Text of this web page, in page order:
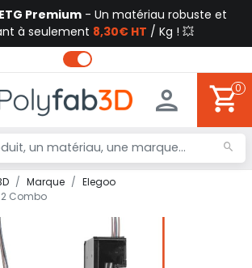
Premium - Un matériau robuste et
à seulement 8,30€ HT / Kg ! 💥
0
Marque
Elegoo
Combo